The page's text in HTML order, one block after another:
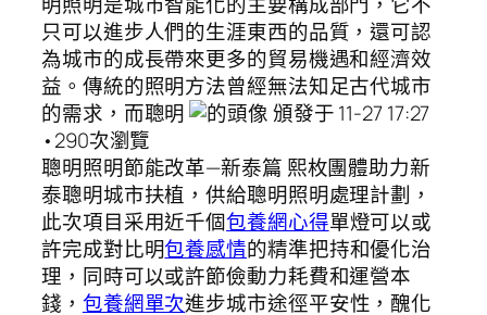
只可以進步人們的生涯東西的品質，還可認
為城市的成長帶來更多的貿易機遇和經濟效
益。傳統的照明方法曾經無法知足古代城市
的需求，而聰明
頒發于 11-27 17:27
•290次瀏覽
聰明照明節能改革—新泰篇 熙枚團體助力新
泰聰明城市扶植，供給聰明照明處理計劃，
此次項目采用近千個包養網心得單燈可以或
許完成對比明包養感情的精準把持和優化治
理，同時可以或許節儉動力耗費和運營本
錢， 包養網單次進步城市途徑平安性，醜化